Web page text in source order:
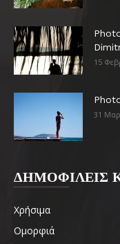
15
31
ΔΗΜΟΦΙΛΕΙΣ
Χρήσιμα
Ομορφιά